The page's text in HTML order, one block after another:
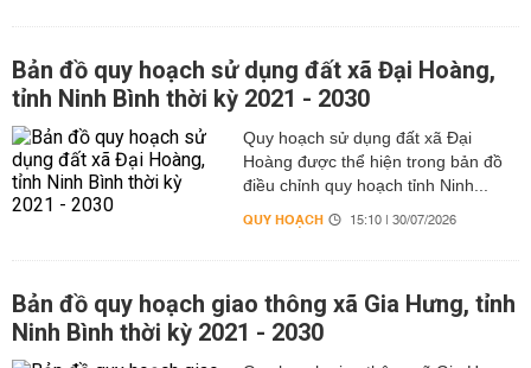
Bản đồ quy hoạch sử dụng đất xã Đại Hoàng,
tỉnh Ninh Bình thời kỳ 2021 - 2030
Quy hoạch sử dụng đất xã Đại
Hoàng được thể hiện trong bản đồ
điều chỉnh quy hoạch tỉnh Ninh...
QUY HOẠCH 15:10 | 30/07/2026
Bản đồ quy hoạch giao thông xã Gia Hưng, tỉnh
Ninh Bình thời kỳ 2021 - 2030